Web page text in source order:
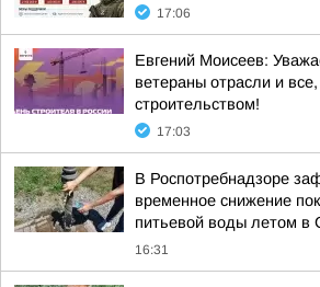
17:06
Евгений Моисеев:
ветераны отрасли и все,
строительством!
17:03
В Роспотребнадзоре
временное снижение
питьевой воды летом в
16:31